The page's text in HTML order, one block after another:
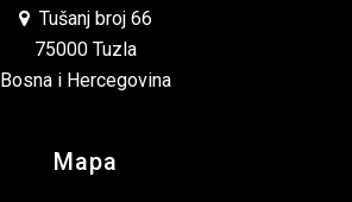
Tušanj broj 66
75000 Tuzla
Bosna i Hercegovina
Mapa